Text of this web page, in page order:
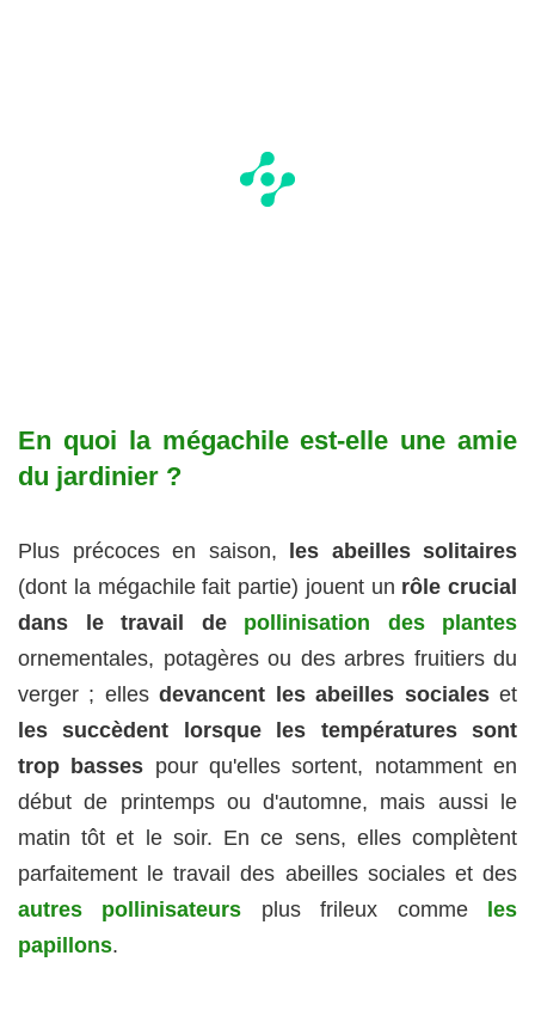
En quoi la mégachile est-elle une amie
du jardinier ?
Plus précoces en saison,
les abeilles solitaires
(dont la mégachile fait partie) jouent un rôle crucial
dans le travail de pollinisation des plantes
ornementales, potagères ou des arbres fruitiers du
verger ; ellesdevancent les abeilles socialeset
les succèdent lorsque les températures sont
trop basses pour qu'elles sortent, notamment en
début de printemps ou d'automne, mais aussi le
matin tôt et le soir. En ce sens, elles complètent
parfaitement le travail des abeilles sociales et des
autres pollinisateurs plus frileux comme
les
papillons.